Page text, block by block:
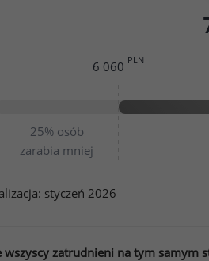
25% osób
zarabia mniej
6 060 PLN
styczeń 2026
wszyscy zatrudnieni na tym samym